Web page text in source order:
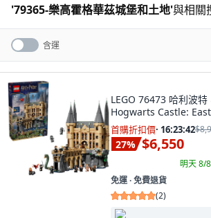
'79365-樂高霍格華茲城堡和土地'與相關
含運
LEGO 76473 哈利波
Hogwarts Castle:
首購折扣價· 16:23:41
27% $6,550
明天 8/
免運 ∙ 免費退貨
(2)